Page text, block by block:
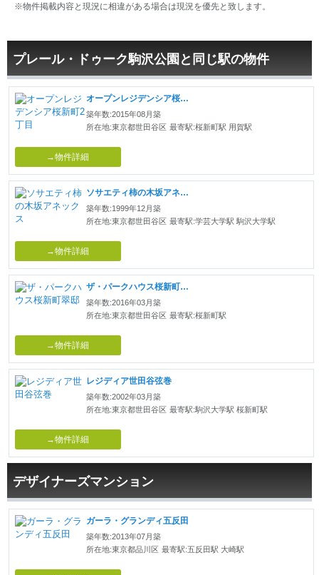
※物件掲載内容と現況に相違がある場合は現況を優先と致します。
プレール・ドゥーク駒沢公園と同じ駅の物件
オープンレジデンシア桜新町2丁目
築年数:2015年08月築
所在地:東京都世田谷区 最寄駅:桜新町駅 用賀駅
→物件詳細
ソサエティ柿の木坂アネックス
築年数:1999年12月築
所在地:東京都世田谷区 最寄駅:学芸大学駅 駒沢大学駅
→物件詳細
ザ・パークハウス桜新町翠邸
築年数:2016年03月築
所在地:東京都世田谷区 最寄駅:桜新町駅
→物件詳細
レジディア世田谷弦巻
築年数:2002年03月築
所在地:東京都世田谷区 最寄駅:駒沢大学駅 桜新町駅
→物件詳細
デザイナーズマンション
ガーラ・グランディ五反田
築年数:2013年07月築
所在地:東京都品川区 最寄駅:五反田駅 大崎駅